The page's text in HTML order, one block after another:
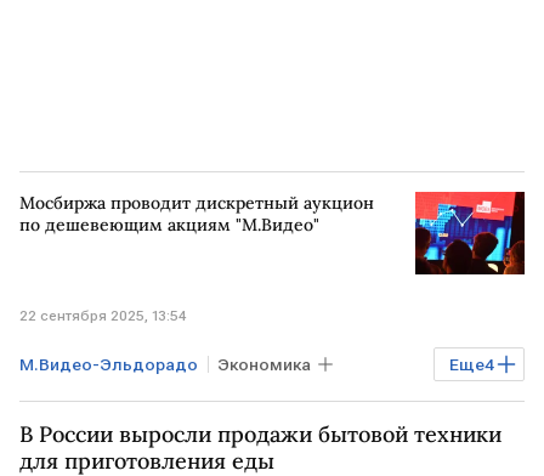
Мосбиржа проводит дискретный аукцион
по дешевеющим акциям "М.Видео"
22 сентября 2025, 13:54
Еще4
М.Видео-Эльдорадо Экономика
Мосбиржа М.Видео Рынок
В России выросли продажи бытовой техники
для приготовления еды